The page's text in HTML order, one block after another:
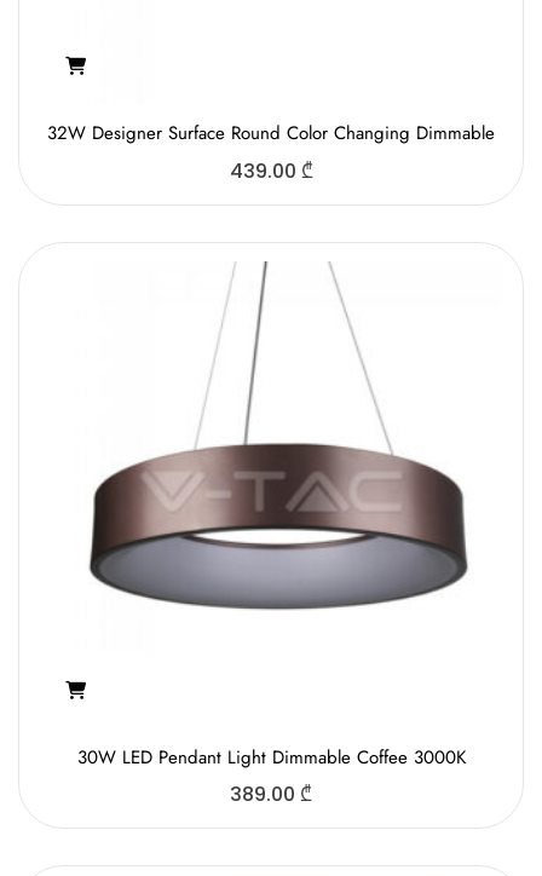
32W Designer Surface Round Color Changing Dimmable
439.00 ₾
30W LED Pendant Light Dimmable Coffee 3000K
389.00 ₾